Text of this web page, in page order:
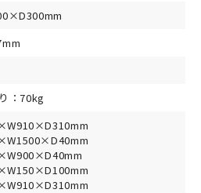
：70kg